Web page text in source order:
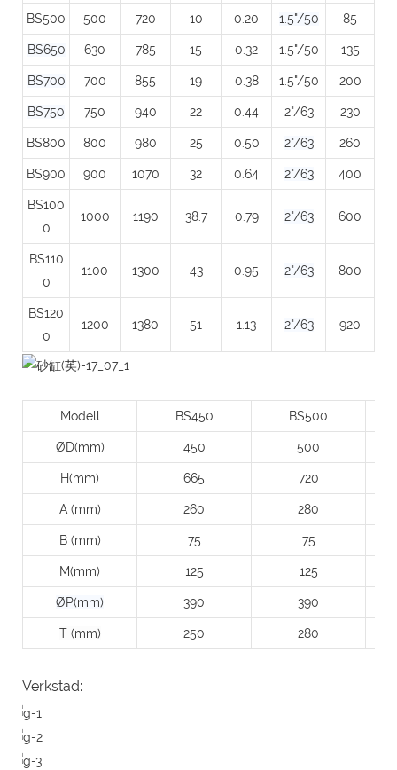
BS500 500 720 10 0.20 1.5"/50 85
BS650 630 785 15 0.32 1.5"/50 135
BS700 700 855 19 0.38 1.5"/50 200
BS750 750 940 22 0.44 2"/63 230
BS800 800 980 25 0.50 2"/63 260
BS900 900 1070 32 0.64 2"/63 400
BS100
0
1000 1190 38.7 0.79 2"/63 600
BS110
0
1100 1300 43 0.95 2"/63 800
BS120
0
1200 1380 51 1.13 2"/63 920
Modell BS450 BS500
ØD(mm) 450 500
H(mm) 665 720
A (mm) 260 280
B (mm) 75 75
M(mm) 125 125
ØP(mm) 390 390
T (mm) 250 280
Verkstad: